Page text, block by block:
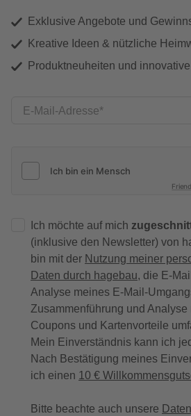
Exklusive Angebote und
Kreative Ideen & nützliche
Produktneuheiten und
E-Mail-Adresse
Ich möchte auf mich
(inklusive den Newsletter) von
bin mit der Nutzung meiner
Daten durch hagebau, die E-
Analyse meines E-Mail-
Zusammenführung und
Coupons und Kartenvorteile
Mein Einverständnis kann ich
Nach Bestätigung meines
ich einen 10 €
Bitte beachte auch unsere